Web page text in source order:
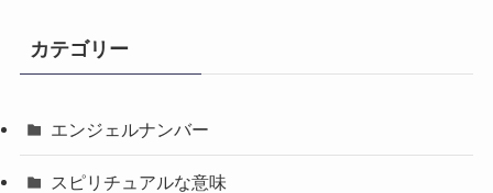
カテゴリー
エンジェルナンバー
スピリチュアルな意味